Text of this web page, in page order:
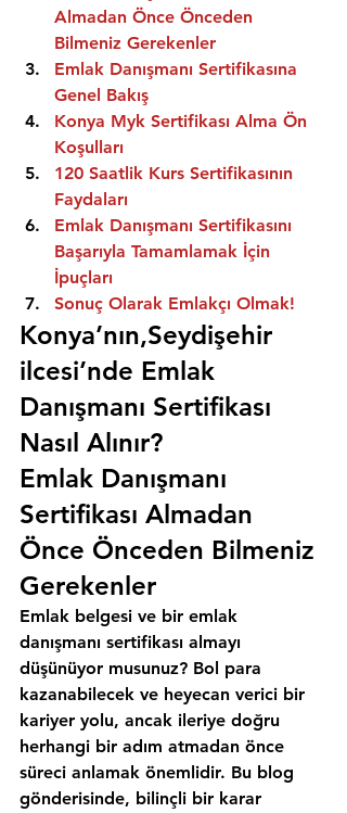
Almadan Önce Önceden
Bilmeniz Gerekenler
Emlak Danışmanı Sertifikasına
Genel Bakış
Konya Myk Sertifikası Alma Ön
Koşulları
120 Saatlik Kurs Sertifikasının
Faydaları
Emlak Danışmanı Sertifikasını
Başarıyla Tamamlamak İçin
İpuçları
Sonuç Olarak Emlakçı Olmak!
Konya’nın,Seydişehir
ilcesi’nde Emlak
Danışmanı Sertifikası
Nasıl Alınır?
Emlak Danışmanı
Sertifikası Almadan
Önce Önceden Bilmeniz
Gerekenler
Emlak belgesi ve bir emlak
danışmanı sertifikası almayı
düşünüyor musunuz? Bol para
kazanabilecek ve heyecan verici bir
kariyer yolu, ancak ileriye doğru
herhangi bir adım atmadan önce
süreci anlamak önemlidir. Bu blog
gönderisinde, bilinçli bir karar